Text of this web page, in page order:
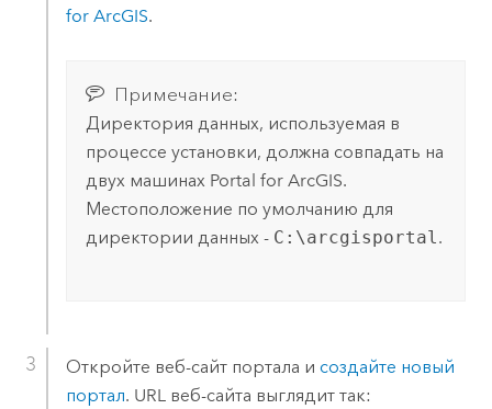
for ArcGIS.
Примечание:
Директория данных, используемая в
процессе установки, должна совпадать на
двух машинах Portal for ArcGIS.
Местоположение по умолчанию для
директории данных - C:\arcgisportal.
Откройте веб-сайт портала и создайте новый
портал. URL веб-сайта выглядит так: